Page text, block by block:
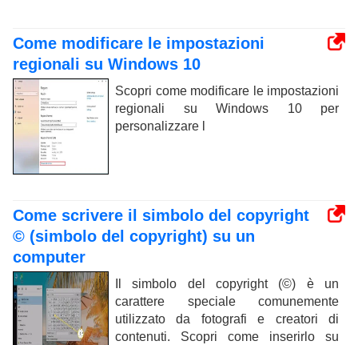
Come modificare le impostazioni
regionali su Windows 10
Scopri come modificare le impostazioni
regionali su Windows 10 per
personalizzare l
Come scrivere il simbolo del copyright
© (simbolo del copyright) su un
computer
Il simbolo del copyright (©) è un
carattere speciale comunemente
utilizzato da fotografi e creatori di
contenuti. Scopri come inserirlo su